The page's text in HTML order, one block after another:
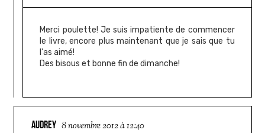
Merci poulette! Je suis impatiente de commencer
le livre, encore plus maintenant que je sais que tu
l'as aimé!
Des bisous et bonne fin de dimanche!
AUDREY 8 novembre 2012 à 12:40